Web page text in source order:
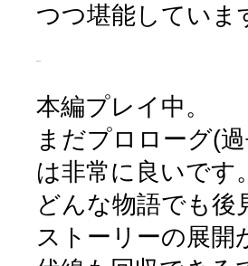
つつ堪能していま
本編プレイ中。
まだプロローグ(
は非常に良いです。
どんな物語でも後
ストーリーの展開